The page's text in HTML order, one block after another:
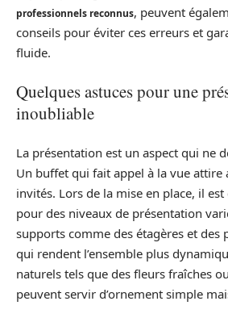
professionnels reconnus, peuvent
conseils pour éviter ces erreurs et
fluide.
Quelques astuces pour une
inoubliable
La présentation est un aspect qui ne
Un buffet qui fait appel à la vue
invités. Lors de la mise en place, il est
pour des niveaux de présentation
supports comme des étagères et des
qui rendent l’ensemble plus
naturels tels que des fleurs fraîches
peuvent servir d’ornement simple